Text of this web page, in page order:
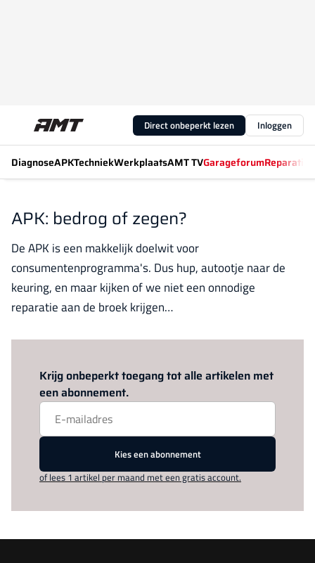
Direct onbeperkt lezen Inloggen
DiagnoseAPKTechniekWerkplaatsAMT TVGarageforum
APK: bedrog of zegen?
De APK is een makkelijk doelwit voor
consumentenprogramma's. Dus hup, autootje naar de
keuring, en maar kijken of we niet een onnodige
reparatie aan de broek krijgen…
Krijg onbeperkt toegang tot alle artikelen met
een abonnement.
Kies een abonnement
of lees 1 artikel per maand met een gratis account.